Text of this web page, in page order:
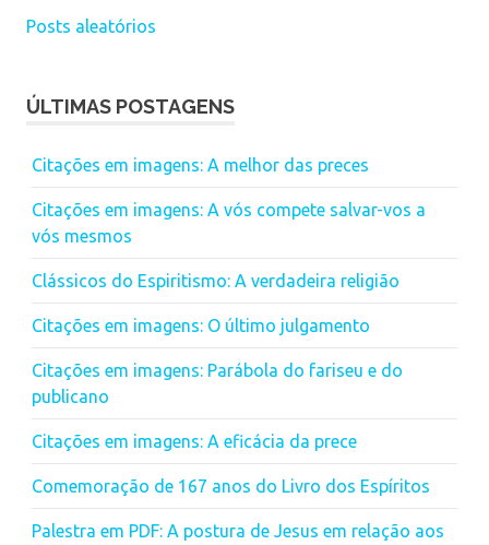
Posts aleatórios
ÚLTIMAS POSTAGENS
Citações em imagens: A melhor das preces
Citações em imagens: A vós compete salvar-vos a
vós mesmos
Clássicos do Espiritismo: A verdadeira religião
Citações em imagens: O último julgamento
Citações em imagens: Parábola do fariseu e do
publicano
Citações em imagens: A eficácia da prece
Comemoração de 167 anos do Livro dos Espíritos
Palestra em PDF: A postura de Jesus em relação aos